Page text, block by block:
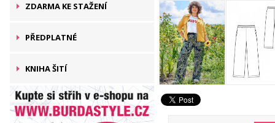
ZDARMA KE STAŽENÍ
PŘEDPLATNÉ
KNIHA ŠITÍ